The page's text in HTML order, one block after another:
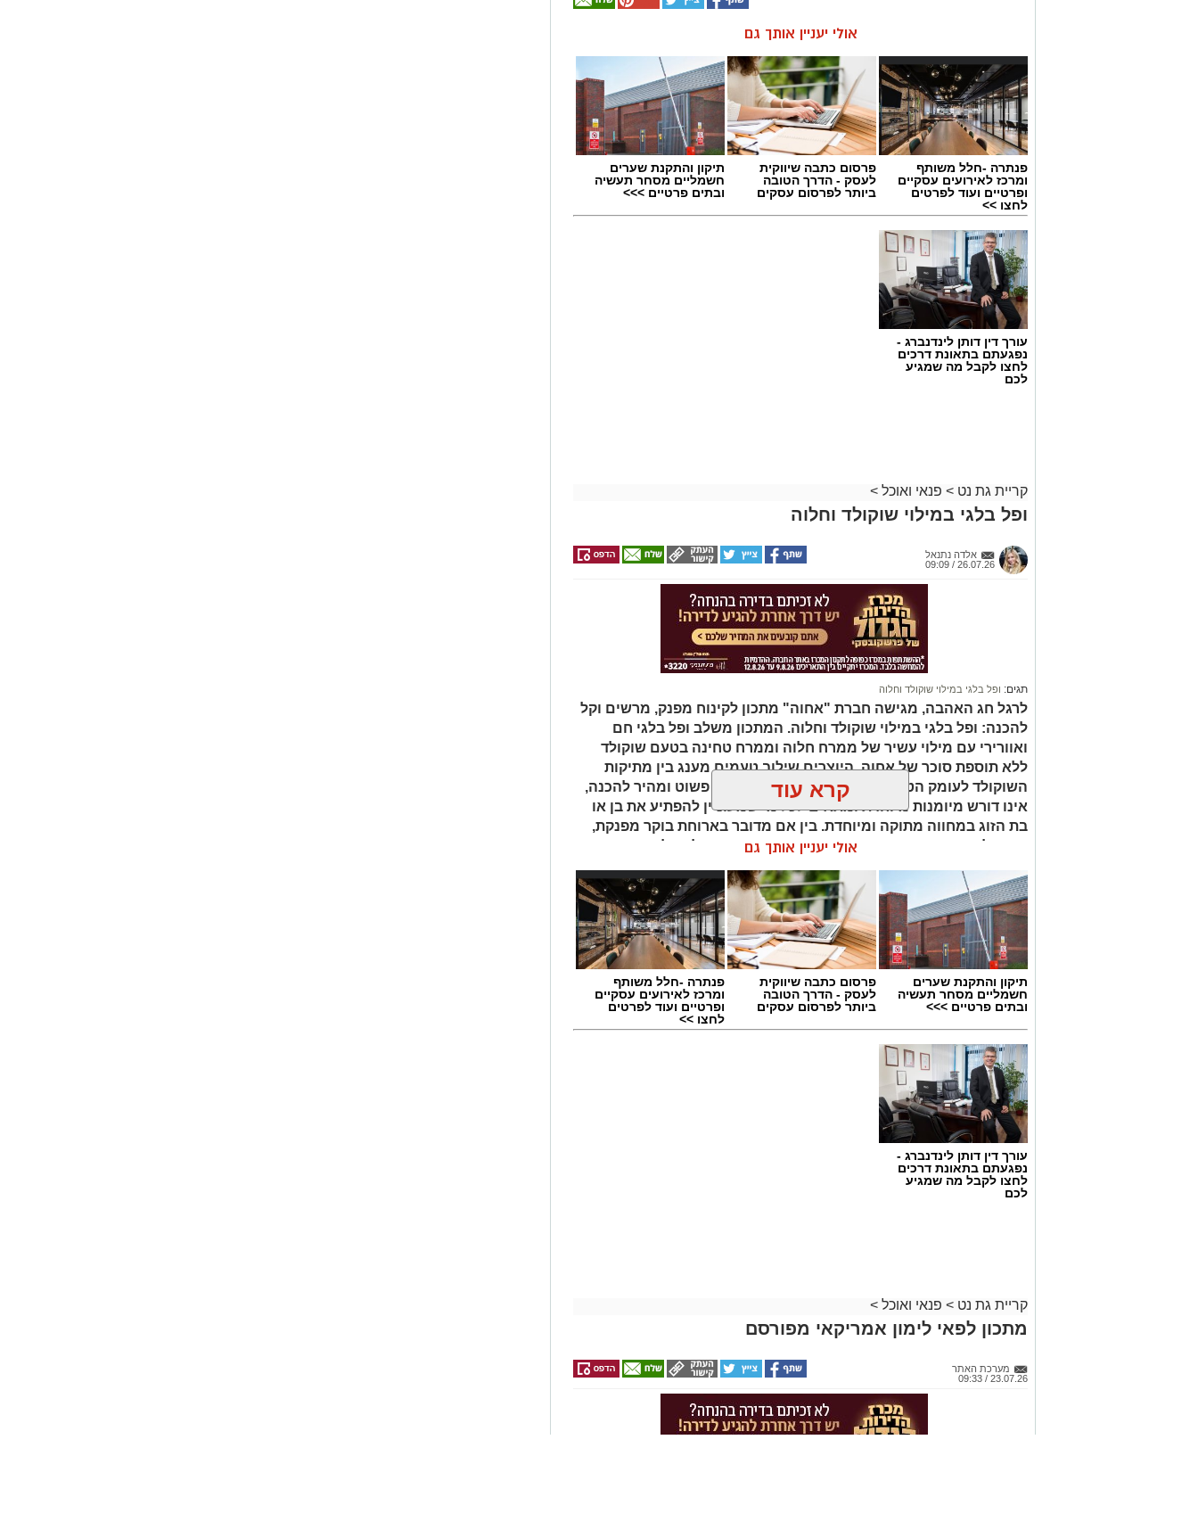
אולי יעניין אותך גם
פנתרה -חלל משותף
ומרכז לאירועים עסקיים
ופרטיים ועוד לפרטים
לחצו >>
פרסום כתבה שיווקית
לעסק - הדרך הטובה
ביותר לפרסום עסקים
תיקון והתקנת שערים
חשמליים מסחר תעשיה
ובתים פרטיים >>>
עורך דין דותן לינדנברג -
נפגעתם בתאונת דרכים
לחצו לקבל מה שמגיע
לכם
קריית גת נט > פנאי ואוכל >
ופל בלגי במילוי שוקולד וחלוה
אלדה נתנאל
26.07.26 / 09:09
תגים: ופל בלגי במילוי שוקולד וחלוה
לרגל חג האהבה, מגישה חברת "אחוה" מתכון לקינוח מפנק, מרשים וקל
להכנה: ופל בלגי במילוי שוקולד וחלוה. המתכון משלב ופל בלגי חם
ואוורירי עם מילוי עשיר של ממרח חלוה וממרח טחינה בטעם שוקולד
ללא תוספת סוכר של אחוה, היוצרים שילוב טעמים מענג בין מתיקות
השוקולד לעומק הטעם הייחודי של החלוה. המתכון פשוט ומהיר להכנה,
אינו דורש מיומנות מיוחדת ומתאים לכל מי שמעוניין להפתיע את בן או
בת הזוג במחווה מתוקה ומיוחדת. בין אם מדובר בארוחת בוקר מפנקת,
קינוח לארוחה רומנטית או פינוק זוגי בסוף היום, הוופל הבלגי בטעם
1 ו-1/2 כוסות קמח
1 כף סוכר
קרא עוד
אולי יעניין אותך גם
תיקון והתקנת שערים
חשמליים מסחר תעשיה
ובתים פרטיים >>>
פרסום כתבה שיווקית
לעסק - הדרך הטובה
ביותר לפרסום עסקים
פנתרה -חלל משותף
ומרכז לאירועים עסקיים
ופרטיים ועוד לפרטים
לחצו >>
עורך דין דותן לינדנברג -
נפגעתם בתאונת דרכים
לחצו לקבל מה שמגיע
לכם
קריית גת נט > פנאי ואוכל >
מתכון לפאי לימון אמריקאי מפורסם
מערכת האתר
23.07.26 / 09:33